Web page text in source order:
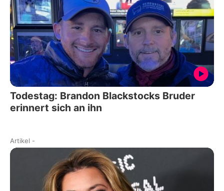
Todestag: Brandon Blackstocks Bruder
erinnert sich an ihn
Artikel -